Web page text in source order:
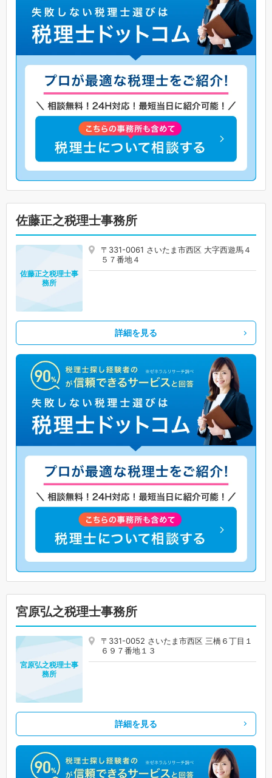
佐藤正之税理士事務所
〒331-0061 さいたま市西区 大字西遊馬４
５７番地４
佐藤正之税理士事
務所
詳細を見る
宮原弘之税理士事務所
〒331-0052 さいたま市西区 三橋６丁目１
６９７番地１３
宮原弘之税理士事
務所
詳細を見る